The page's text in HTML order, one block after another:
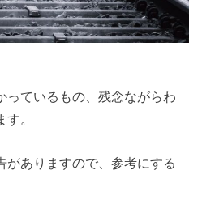
っているもの、残念ながらわ
。
がありますので、参考にする